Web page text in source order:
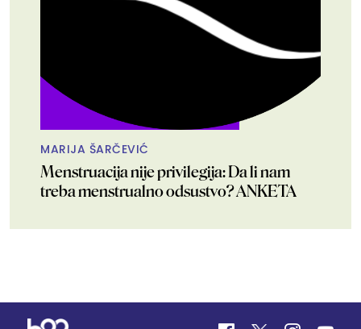
MARIJA ŠARČEVIĆ
Menstruacija nije privilegija: Da li nam
treba menstrualno odsustvo? ANKETA